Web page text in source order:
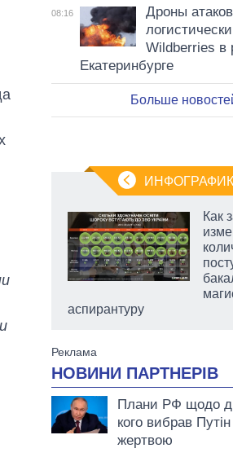
08:16
Дроны
Wildberries в
Екатеринбурге
Больше
в
Как
аспирантуру